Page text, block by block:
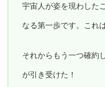
宇宙人が姿を現わした
なる第一歩です。これ
それからもう一つ確約
が引き受けた！